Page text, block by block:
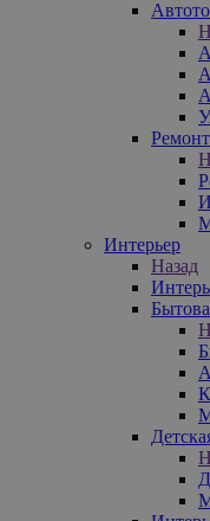
Ремонт
Интерьер
Назад